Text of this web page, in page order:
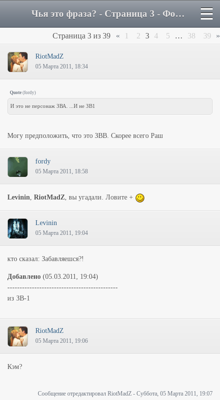
Чья это фраза? - Страница 3 - Форум
Страница 3 из 39 « 1 2 3 4 5 … 38 39 »
RiotMadZ
05 Марта 2011, 18:34
Quote (fordy)
И это не персонаж ЗВА. ...И не ЗВ1
Могу предположить, что это ЗВВ. Скорее всего Раш
fordy
05 Марта 2011, 18:58
Levinin, RiotMadZ, вы угадали. Ловите +
Levinin
05 Марта 2011, 19:04
кто сказал: Забавляешся?!
Добавлено (05.03.2011, 19:04)
---------------------------------------------
из ЗВ-1
RiotMadZ
05 Марта 2011, 19:06
Кэм?
Сообщение отредактировал RiotMadZ - Суббота, 05 Марта 2011, 19:07